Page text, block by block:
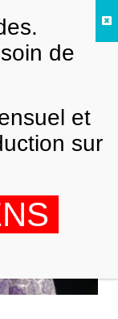
de
et
sur